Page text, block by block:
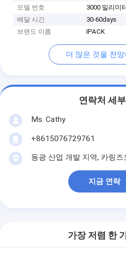
모델 번호
3000 밀리미
배달 시간
30-60days
브랜드 이름
IPACK
더 많은 것을 전
연락처 세
Ms. Cathy
+8615076729761
동광 산업 개발 지역, 카링
지금 연락
가장 저렴 한